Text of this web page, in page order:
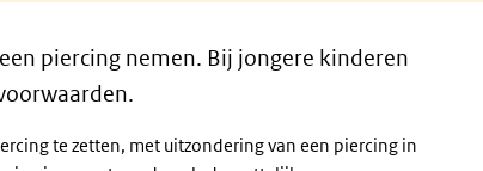
piercing nemen. Bij jongere kinderen
te zetten, met uitzondering van een piercing in